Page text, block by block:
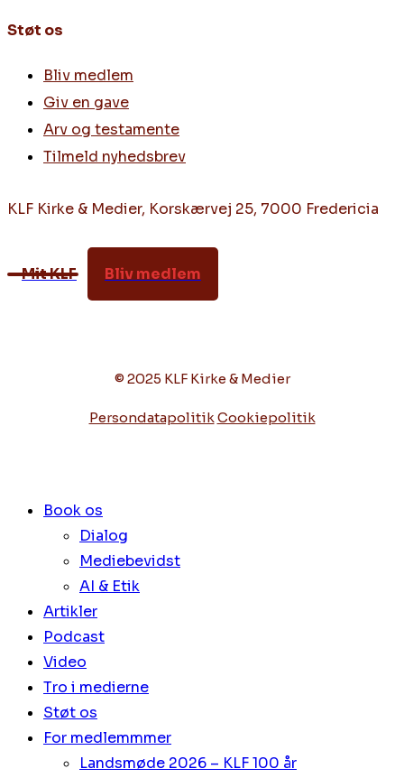
Støt os
Bliv medlem
Giv en gave
Arv og testamente
Tilmeld nyhedsbrev
KLF Kirke & Medier, Korskærvej 25, 7000 Fredericia
Mit KLF Bliv medlem
© 2025 KLF Kirke & Medier
PersondatapolitikCookiepolitik
Book os
Dialog
Mediebevidst
AI & Etik
Artikler
Podcast
Video
Tro i medierne
Støt os
For medlemmmer
Landsmøde 2026 – KLF 100 år